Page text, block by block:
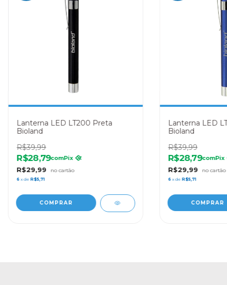
Lanterna LED LT200 Preta
Bioland
R$39,99
R$29,99
R$28,79comPix
6 x de R$5,71
Lanterna LED
Bioland
R$39,99
R$29,99
R$28,79comPix
6 x de R$5,71